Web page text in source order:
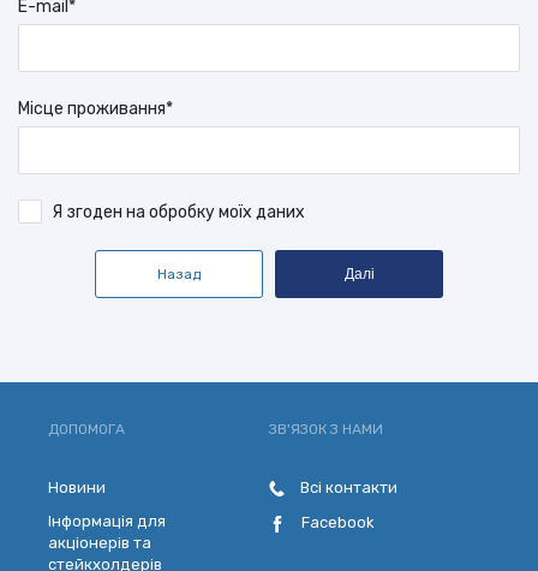
E-mail*
Мiсце проживання*
Я згоден на обробку моїх даних
Назад Далі
ДОПОМОГА
Новини
Інформація для
акціонерів та
стейкхолдерів
ЗВ'ЯЗОК З НАМИ
Всі контакти
Facebook